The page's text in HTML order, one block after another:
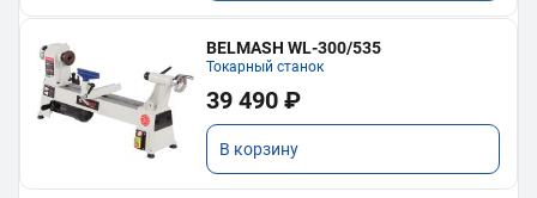
BELMASH WL-300/535
Токарный станок
39 490 ₽
В корзину